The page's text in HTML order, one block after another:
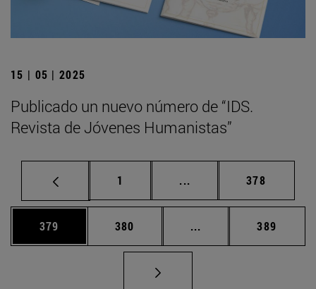
15 | 05 | 2025
Publicado un nuevo número de “IDS.
Revista de Jóvenes Humanistas”
Página
1 ... Páginas intermedias
Página
378
Página
379 Página
380 ... Páginas intermedias
Página
389